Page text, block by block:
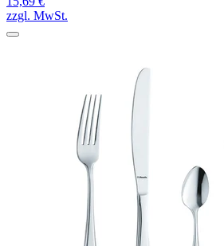
zzgl. MwSt.